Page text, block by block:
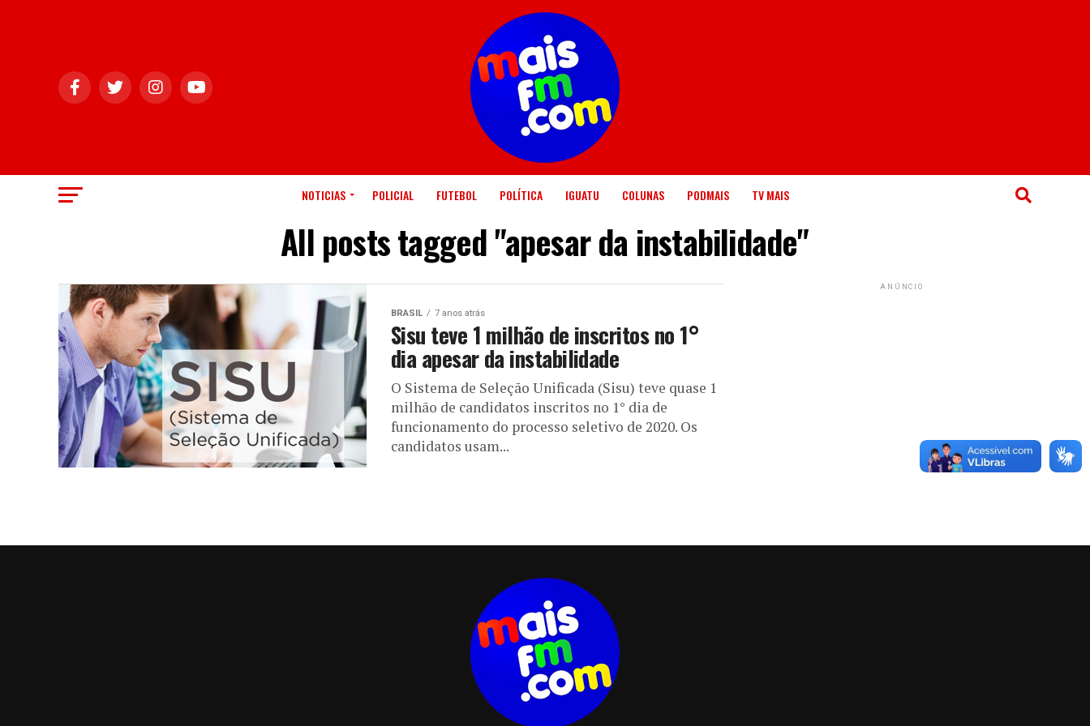
NOTICIAS POLICIAL FUTEBOL POLÍTICA IGUATU COLUNAS PODMAIS TV MAIS
All posts tagged "apesar da instabilidade"
BRASIL 7 anos atrás
Sisu teve 1 milhão de inscritos no 1°
dia apesar da instabilidade
O Sistema de Seleção Unificada (Sisu) teve quase 1
milhão de candidatos inscritos no 1° dia de
funcionamento do processo seletivo de 2020. Os
candidatos usam...
ANÚNCIO